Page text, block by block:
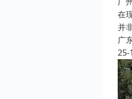
在
并
广
25-